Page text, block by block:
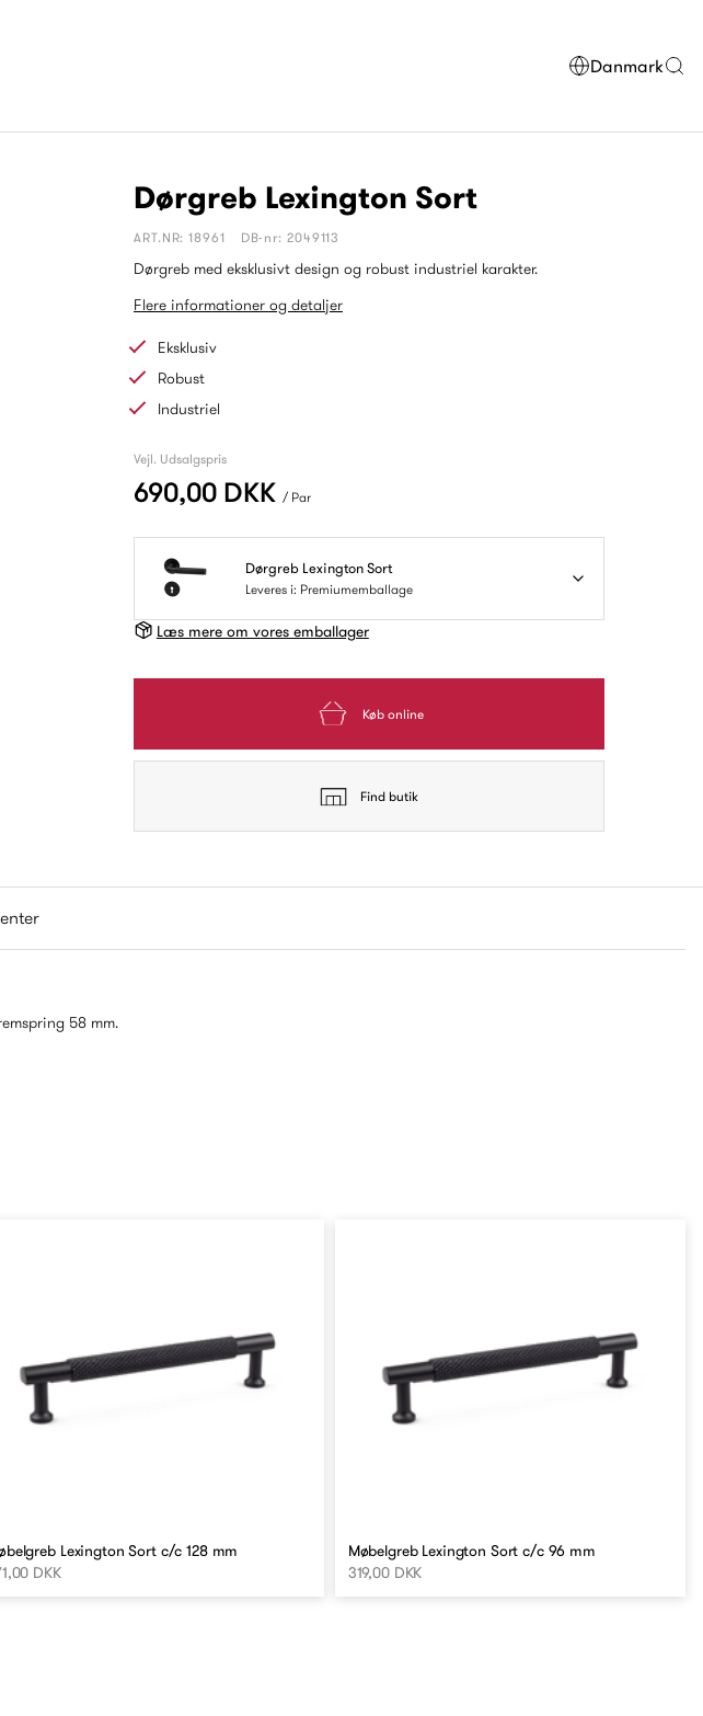
Danmark
Dørgreb Lexington Sort
ART.NR: 18961 DB-nr: 2049113
Dørgreb med eksklusivt design og robust industriel karakter.
Flere informationer og detaljer
Eksklusiv
Robust
Industriel
Vejl. Udsalgspris
690,00 DKK / Par
Dørgreb Lexington Sort
Leveres i: Premiumemballage
Læs mere om vores emballager
Køb online
Find butik
58 mm.
Lexington Sort c/c 128 mm
DKK
Møbelgreb Lexington Sort c/c 96 mm
319,00 DKK